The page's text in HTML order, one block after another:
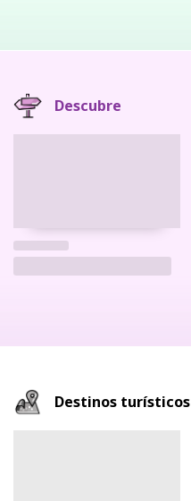
Descubre
Destinos turísticos